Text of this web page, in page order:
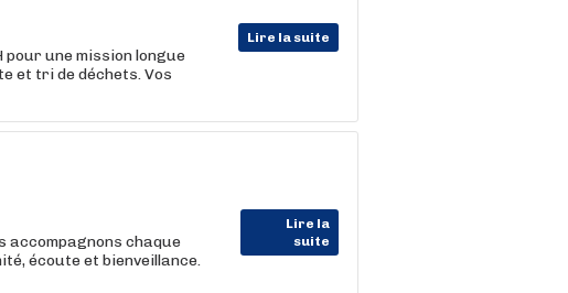
Lire la suite
une mission longue
et tri de déchets. Vos
Lire la
suite
accompagnons chaque
écoute et bienveillance.